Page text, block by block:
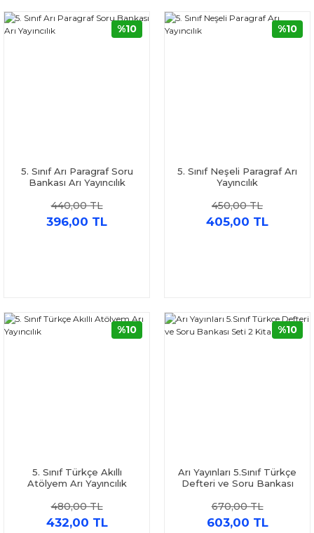
5. Sınıf Arı Paragraf Soru
Bankası Arı Yayıncılık
440,00 TL
396,00 TL
%10
5. Sınıf Neşeli Paragraf Arı
Yayıncılık
450,00 TL
405,00 TL
%10
5. Sınıf Türkçe Akıllı
Atölyem Arı Yayıncılık
480,00 TL
432,00 TL
%10
Arı Yayınları 5.Sınıf Türkçe
Defteri ve Soru Bankası
670,00 TL
603,00 TL
%10